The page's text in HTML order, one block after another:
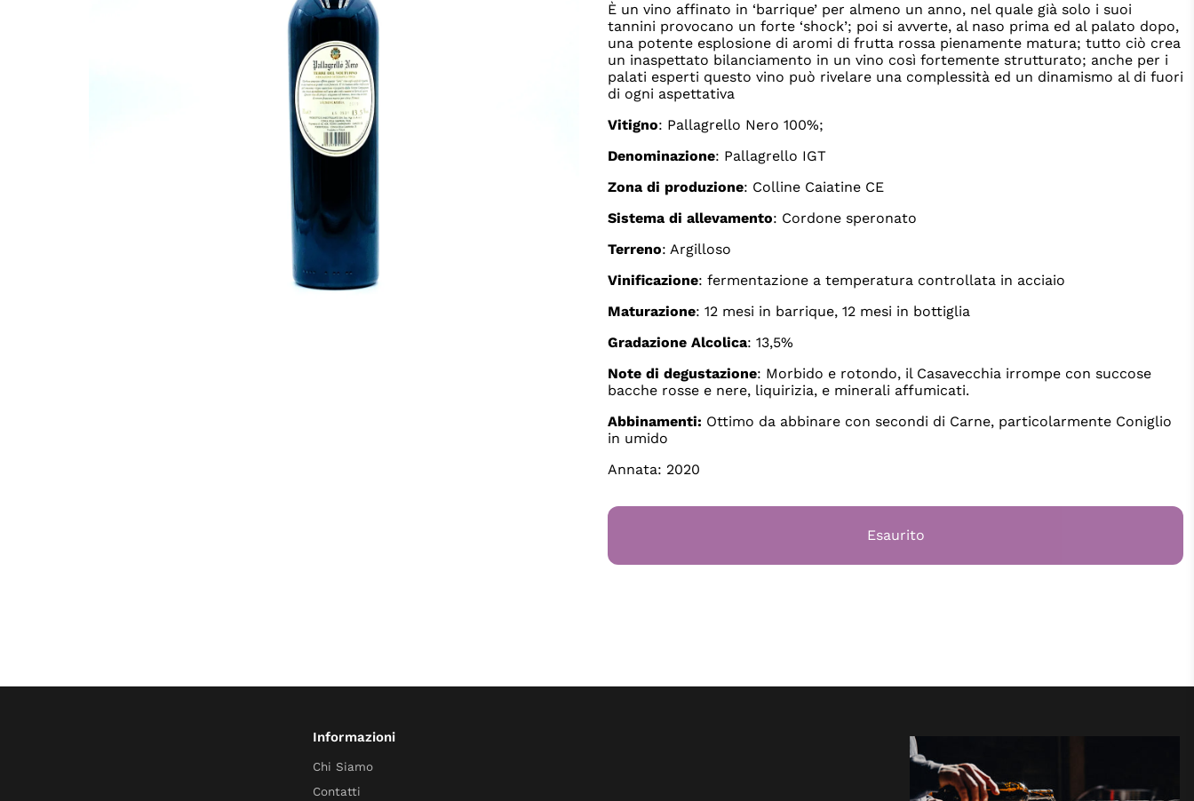
È un vino affinato in ‘barrique’ per almeno un anno, nel quale già solo i suoi
tannini provocano un forte ‘shock’; poi si avverte, al naso prima ed al palato dopo,
una potente esplosione di aromi di frutta rossa pienamente matura; tutto ciò crea
un inaspettato bilanciamento in un vino così fortemente strutturato; anche per i
palati esperti questo vino può rivelare una complessità ed un dinamismo al di fuori
di ogni aspettativa
Vitigno: Pallagrello Nero 100%;
Denominazione: Pallagrello IGT
Zona di produzione: Colline Caiatine CE
Sistema di allevamento: Cordone speronato
Terreno: Argilloso
Vinificazione: fermentazione a temperatura controllata in acciaio
Maturazione: 12 mesi in barrique, 12 mesi in bottiglia
Gradazione Alcolica: 13,5%
Note di degustazione: Morbido e rotondo, il Casavecchia irrompe con succose
bacche rosse e nere, liquirizia, e minerali affumicati.
Abbinamenti: Ottimo da abbinare con secondi di Carne, particolarmente Coniglio
in umido
Annata: 2020
Esaurito
Informazioni
Chi Siamo
Contatti